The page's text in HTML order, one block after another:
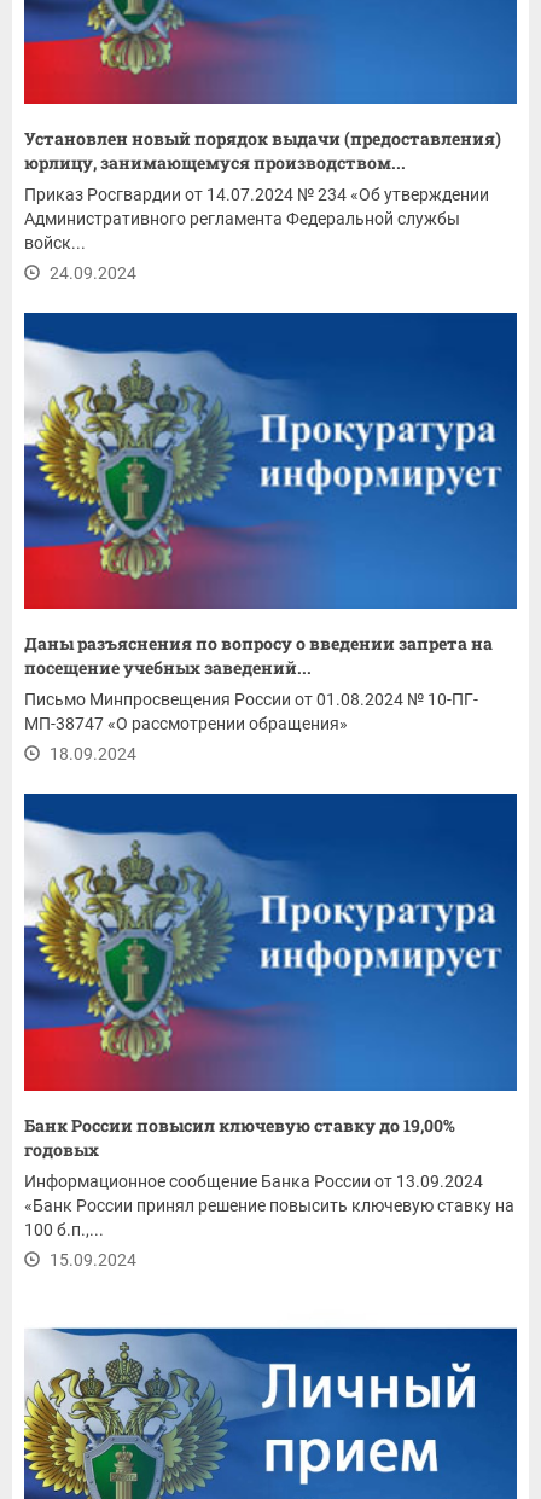
Установлен новый порядок выдачи (предоставления)
юрлицу, занимающемуся производством...
Приказ Росгвардии от 14.07.2024 № 234 «Об утверждении
Административного регламента Федеральной службы
войск...
24.09.2024
Даны разъяснения по вопросу о введении запрета на
посещение учебных заведений...
Письмо Минпросвещения России от 01.08.2024 № 10-ПГ-
МП-38747 «О рассмотрении обращения»
18.09.2024
Банк России повысил ключевую ставку до 19,00%
годовых
Информационное сообщение Банка России от 13.09.2024
«Банк России принял решение повысить ключевую ставку на
100 б.п.,...
15.09.2024